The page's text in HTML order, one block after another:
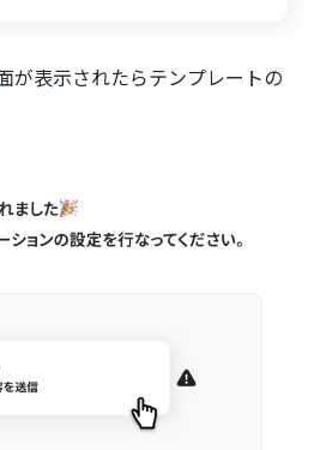
が表示されたらテンプレートの